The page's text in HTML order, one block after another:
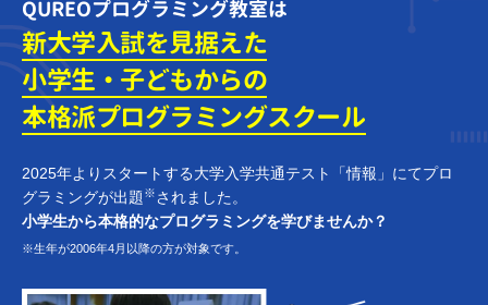
QUREOプログラミング教室は
新大学入試を見据えた
小学生・子どもからの
本格派プログラミングスクール
2025年よりスタートする大学入学共通テスト「情報」にてプロ
グラミングが出題※されました。
小学生から本格的なプログラミングを学びませんか？
※生年が2006年4月以降の方が対象です。